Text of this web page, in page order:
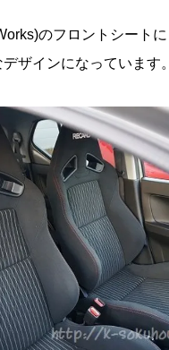
のフロントシートに
ザインになっています。